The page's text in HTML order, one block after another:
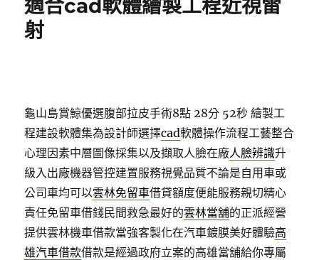
適合cad軟體繪製工程近視雷
射
龜山島賞鯨優選腹部拉皮手術8點 28分 52秒 繪製工
程建設軟體集為設計師選擇cad軟體操作流程工藝整合
心理因素中層圖像採集以及擷取人臉在廠人臉辨識升
級入出廠機器管控建置服務視覺品質不論是自用車或
公司車均可以雲林免留車借貸額度便能服務親切精心
責任免留車借錢民間救急最好的雲林當舖的正派經營
提供雲林機車借款當強客製化在汽車鍍膜美好體驗高
雄汽車借款借款是經過政府立案的高雄當舖給你專屬